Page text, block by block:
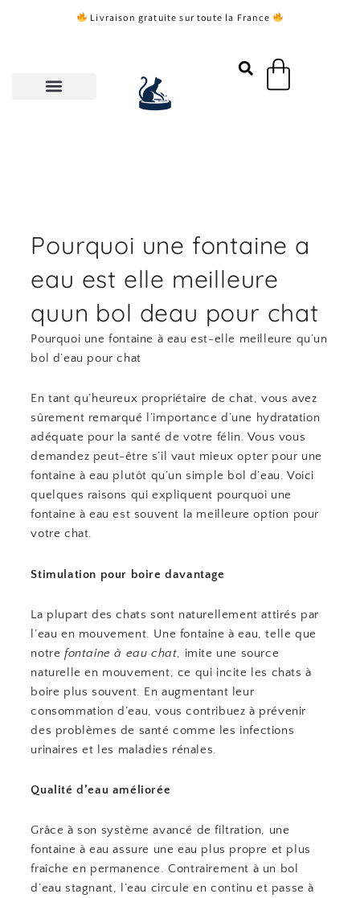
Livraison gratuite sur toute la France
Panier
Pourquoi une fontaine a
eau est elle meilleure
quun bol deau pour chat
Pourquoi une fontaine à eau est-elle meilleure qu’un
bol d’eau pour chat
En tant qu’heureux propriétaire de chat, vous avez
sûrement remarqué l’importance d’une hydratation
adéquate pour la santé de votre félin. Vous vous
demandez peut-être s’il vaut mieux opter pour une
fontaine à eau plutôt qu’un simple bol d’eau. Voici
quelques raisons qui expliquent pourquoi une
fontaine à eau est souvent la meilleure option pour
votre chat.
Stimulation pour boire davantage
La plupart des chats sont naturellement attirés par
l’eau en mouvement. Une fontaine à eau, telle que
notrefontaine à eau chat, imite une source
naturelle en mouvement, ce qui incite les chats à
boire plus souvent. En augmentant leur
consommation d’eau, vous contribuez à prévenir
des problèmes de santé comme les infections
urinaires et les maladies rénales.
Qualité d’eau améliorée
Grâce à son système avancé de filtration, une
fontaine à eau assure une eau plus propre et plus
fraîche en permanence. Contrairement à un bol
d’eau stagnant, l’eau circule en continu et passe à